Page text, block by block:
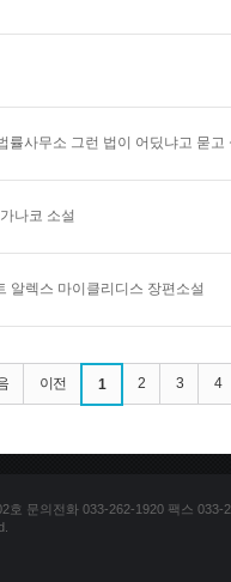
률사무소 그런 법이 어딨냐고 묻고
나코 소설
알렉스 마이클리디스 장편소설
이전 1 2 3 4
호 문의전화 033-262-1920 팩스 033-